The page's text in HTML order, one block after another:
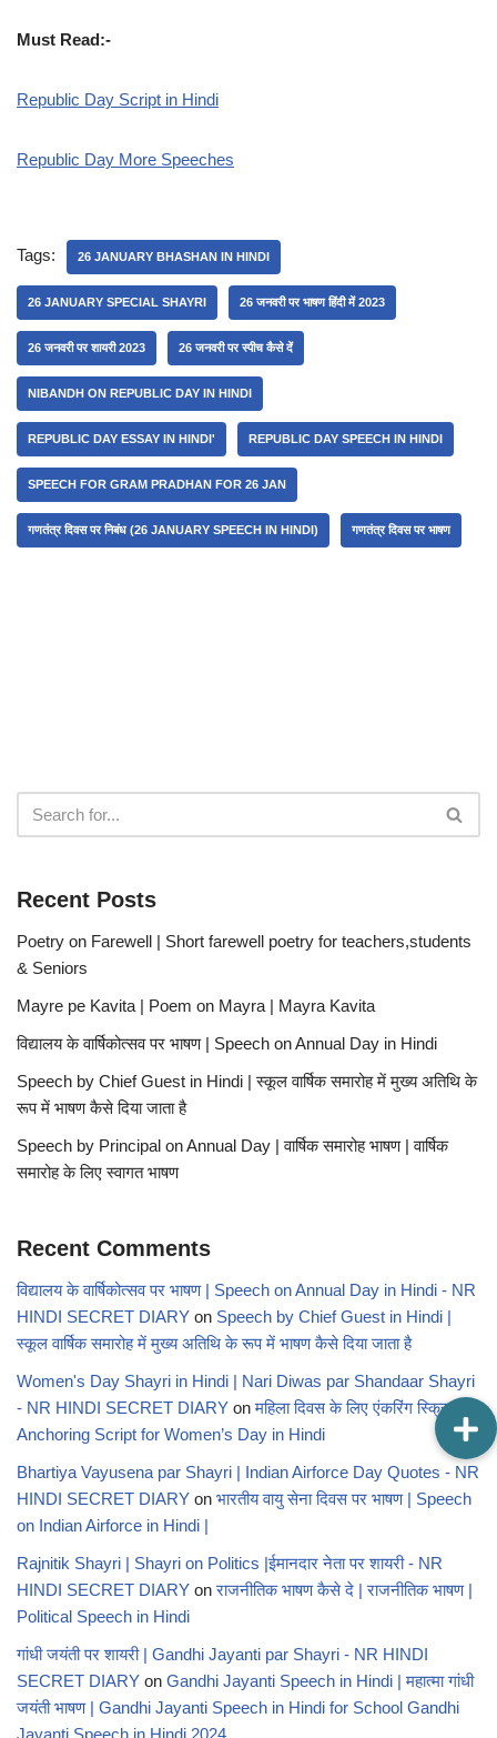
Must Read:-
Republic Day Script in Hindi
Republic Day More Speeches
Tags: 26 JANUARY BHASHAN IN HINDI
26 JANUARY SPECIAL SHAYRI 26 जनवरी पर भाषण हिंदी में 2023
26 जनवरी पर शायरी 2023 26 जनवरी पर स्पीच कैसे दें
NIBANDH ON REPUBLIC DAY IN HINDI
REPUBLIC DAY ESSAY IN HINDI' REPUBLIC DAY SPEECH IN HINDI
SPEECH FOR GRAM PRADHAN FOR 26 JAN
गणतंत्र दिवस पर निबंध (26 JANUARY SPEECH IN HINDI) गणतंत्र दिवस पर भाषण
Recent Posts
Poetry on Farewell | Short farewell poetry for teachers,students
& Seniors
Mayre pe Kavita | Poem on Mayra | Mayra Kavita
विद्यालय के वार्षिकोत्सव पर भाषण | Speech on Annual Day in Hindi
Speech by Chief Guest in Hindi | स्कूल वार्षिक समारोह में मुख्य अतिथि के
रूप में भाषण कैसे दिया जाता है
Speech by Principal on Annual Day | वार्षिक समारोह भाषण | वार्षिक
समारोह के लिए स्वागत भाषण
Recent Comments
विद्यालय के वार्षिकोत्सव पर भाषण | Speech on Annual Day in Hindi - NR
HINDI SECRET DIARY on Speech by Chief Guest in Hindi |
स्कूल वार्षिक समारोह में मुख्य अतिथि के रूप में भाषण कैसे दिया जाता है
Women's Day Shayri in Hindi | Nari Diwas par Shandaar Shayri
- NR HINDI SECRET DIARY onमहिला दिवस के लिए एंकरिंग स्क्रिप्ट |
Anchoring Script for Women’s Day in Hindi
Bhartiya Vayusena par Shayri | Indian Airforce Day Quotes - NR
HINDI SECRET DIARY on भारतीय वायु सेना दिवस पर भाषण | Speech
on Indian Airforce in Hindi |
Rajnitik Shayri | Shayri on Politics |ईमानदार नेता पर शायरी - NR
HINDI SECRET DIARY onराजनीतिक भाषण कैसे दे | राजनीतिक भाषण |
Political Speech in Hindi
गांधी जयंती पर शायरी | Gandhi Jayanti par Shayri - NR HINDI
SECRET DIARY on Gandhi Jayanti Speech in Hindi | महात्मा गांधी
जयंती भाषण | Gandhi Jayanti Speech in Hindi for School Gandhi
Jayanti Speech in Hindi 2024